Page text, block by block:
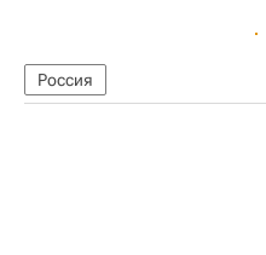
Россия